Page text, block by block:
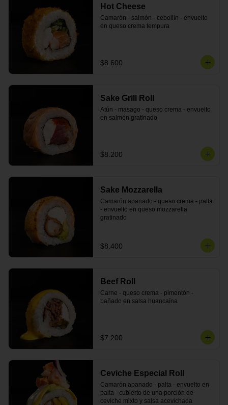
Hot Cheese
Camarón - salmón - cebollín - envuelto
en queso crema tempura
$8.600
Sake Grill Roll
Atún - masago - queso crema - envuelto
en salmón gratinado
$8.200
Sake Mozzarella
Camarón apanado - queso crema - palta
- envuelto en queso mozzarella
gratinado
$8.400
Beef Roll
Carne - queso crema - pimentón -
bañado en salsa huancaína
$7.200
Ceviche Especial Roll
Camarón apanado - palta - envuelto en
palta - cubierto de una porción de
ceviche mixto y salsa acevichada